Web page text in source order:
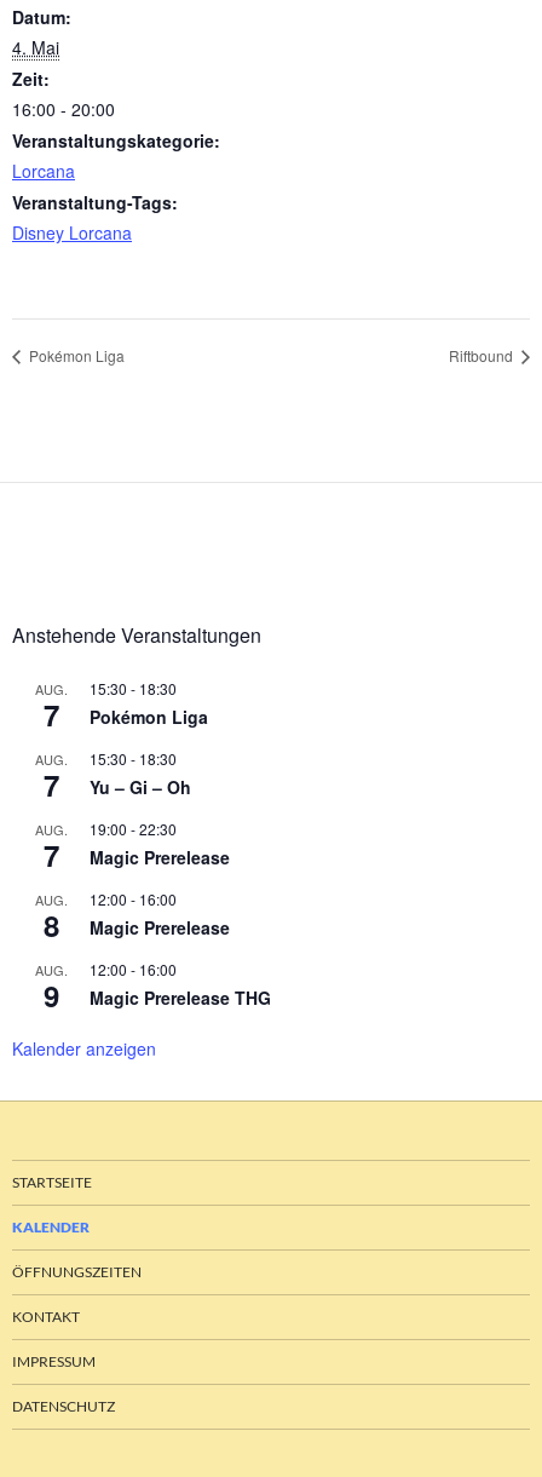
Datum:
4. Mai
Zeit:
16:00 - 20:00
Veranstaltungskategorie:
Lorcana
Veranstaltung-Tags:
Disney Lorcana
Pokémon Liga Riftbound
Anstehende Veranstaltungen
AUG.
7
15:30 - 18:30
Pokémon Liga
AUG.
7
15:30 - 18:30
Yu – Gi – Oh
AUG.
7
19:00 -22:30
Magic Prerelease
AUG.
8
12:00 - 16:00
Magic Prerelease
AUG.
9
12:00 - 16:00
Magic Prerelease THG
Kalender anzeigen
STARTSEITE
KALENDER
ÖFFNUNGSZEITEN
KONTAKT
IMPRESSUM
DATENSCHUTZ